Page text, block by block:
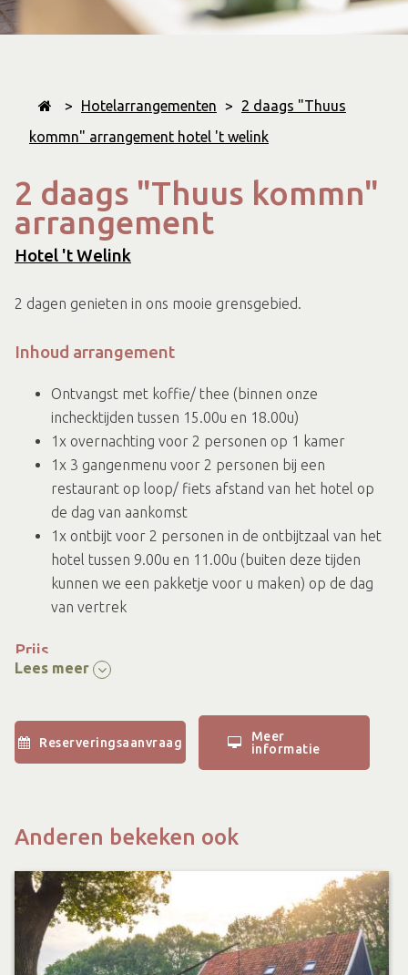
> Hotelarrangementen >
2 daags "Thuus
kommn" arrangement hotel 't welink
2 daags "Thuus kommn"
arrangement
Hotel 't Welink
2 dagen genieten in ons mooie grensgebied.
Inhoud arrangement
Ontvangst met koffie/ thee (binnen onze
inchecktijden tussen 15.00u en 18.00u)
1x overnachting voor 2 personen op 1 kamer
1x 3 gangenmenu voor 2 personen bij een
restaurant op loop/ fiets afstand van het hotel op
de dag van aankomst
1x ontbijt voor 2 personen in de ontbijtzaal van het
hotel tussen 9.00u en 11.00u (buiten deze tijden
kunnen we een pakketje voor u maken) op de dag
van vertrek
Prijs
€170,60 voor 2 personen
Lees meer
Reserveringsaanvraag
Meer
informatie
Anderen bekeken ook